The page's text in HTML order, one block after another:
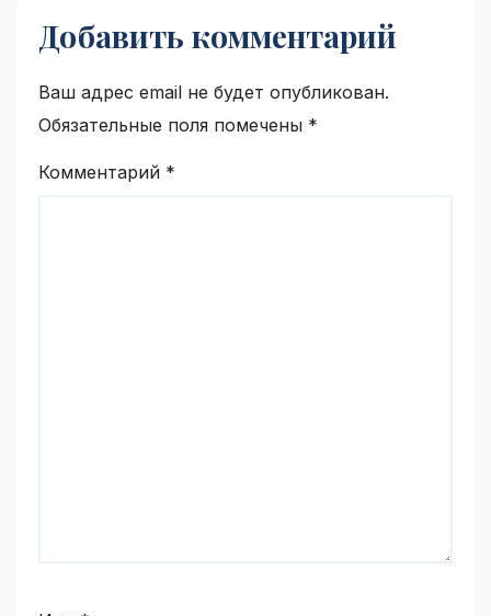
Добавить комментарий
Ваш адрес email не будет опубликован.
Обязательные поля помечены *
Комментарий *